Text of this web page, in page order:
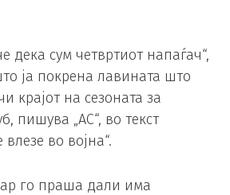
дека сум четвртиот напаѓач“,
ја покрена лавината што
крајот на сезоната за
пишува „АС“, во текст
во војна“.
го праша дали има